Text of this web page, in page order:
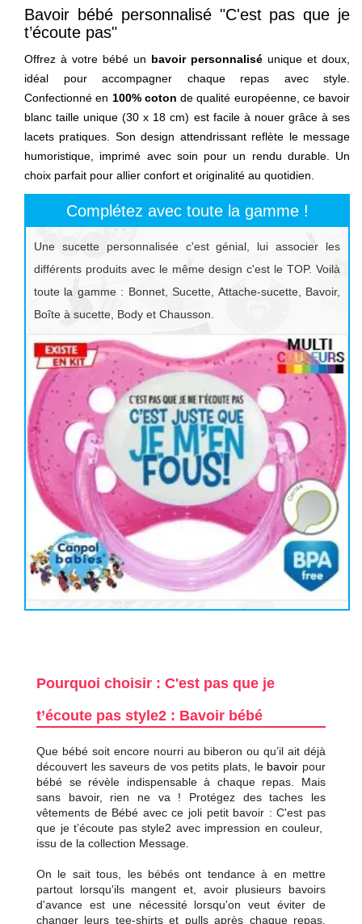
Bavoir bébé personnalisé "C'est pas que je
t’écoute pas"
Offrez à votre bébé un bavoir personnalisé unique et doux,
idéal pour accompagner chaque repas avec style.
Confectionné en 100% coton de qualité européenne, ce bavoir
blanc taille unique (30 x 18 cm) est facile à nouer grâce à ses
lacets pratiques. Son design attendrissant reflète le message
humoristique, imprimé avec soin pour un rendu durable. Un
choix parfait pour allier confort et originalité au quotidien.
Complétez avec toute la gamme !
Une sucette personnalisée c'est génial, lui associer les
différents produits avec le même design c'est le TOP. Voilà
toute la gamme : Bonnet, Sucette, Attache-sucette, Bavoir,
Boîte à sucette, Body et Chausson.
Pourquoi choisir : C'est pas que je
t’écoute pas style2 : Bavoir bébé
Que bébé soit encore nourri au biberon ou qu’il ait déjà
découvert les saveurs de vos petits plats, le bavoir pour
bébé se révèle indispensable à chaque repas. Mais
sans bavoir, rien ne va ! Protégez des taches les
vêtements de Bébé avec ce joli petit bavoir : C'est pas
que je t’écoute pas style2 avec impression en couleur,
issu de la collection Message.
On le sait tous, les bébés ont tendance à en mettre
partout lorsqu'ils mangent et, avoir plusieurs bavoirs
d'avance est une nécessité lorsqu'on veut éviter de
changer leurs tee-shirts et pulls après chaque repas.